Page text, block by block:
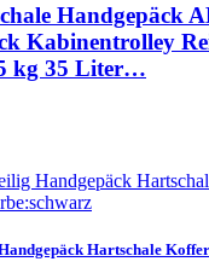
Handgepäck
Kabinentrolley
kg 35 Liter…
Hartschale